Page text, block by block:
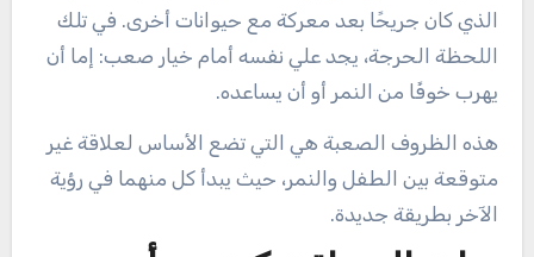
الذي كان جريحًا بعد معركة مع حيوانات أخرى. في تلك
اللحظة الحرجة، يجد علي نفسه أمام خيار صعب: إما أن
يهرب خوفًا من النمر أو أن يساعده.
هذه الظروف الصعبة هي التي تضع الأساس لعلاقة غير
متوقعة بين الطفل والنمر، حيث يبدأ كل منهما في رؤية
الآخر بطريقة جديدة.